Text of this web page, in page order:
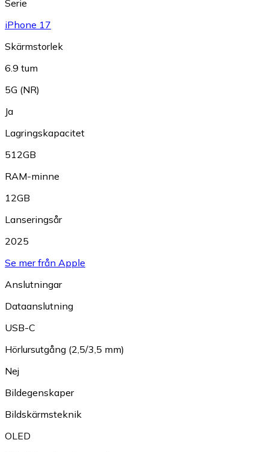
Serie
iPhone 17
Skärmstorlek
6.9 tum
5G (NR)
Ja
Lagringskapacitet
512GB
RAM-minne
12GB
Lanseringsår
2025
Se mer från Apple
Anslutningar
Dataanslutning
USB-C
Hörlursutgång (2,5/3,5 mm)
Nej
Bildegenskaper
Bildskärmsteknik
OLED